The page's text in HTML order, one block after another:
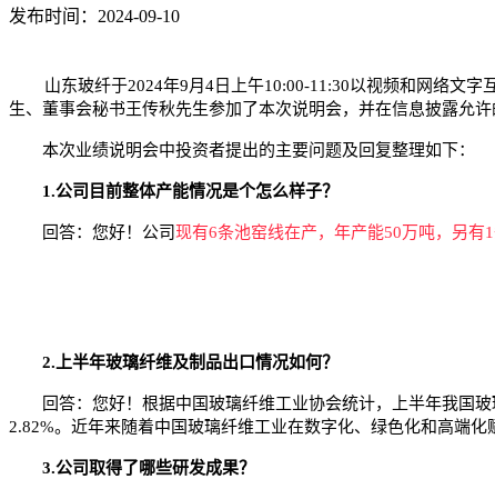
发布时间：2024-09-10
山东玻纤于2024年9月4日上午10:00-11:30以视频和网络文
生、董事会秘书王传秋先生参加了本次说明会，并在信息披露允
本次业绩说明会中投资者提出的主要问题及回复整理如下：
1.公司目前整体产能情况是个怎么样子？
回答：您好！公司 现有6条池窑线在产，年产能50万吨，另有
2.上半年玻璃纤维及制品出口情况如何？
回答：您好！根据中国玻璃纤维工业协会统计，上半年我国玻
2.82%。近年来随着中国玻璃纤维工业在数字化、绿色化和高端
3.公司取得了哪些研发成果？